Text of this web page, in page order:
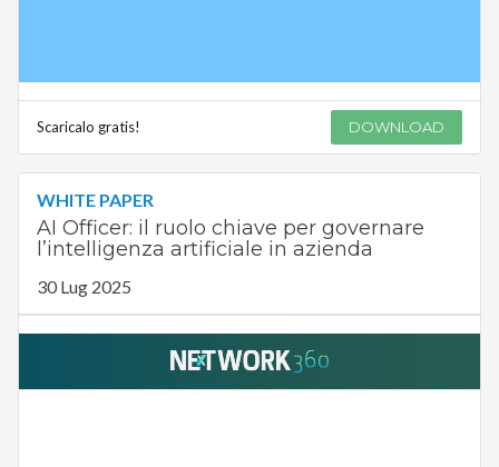
Scaricalo gratis! DOWNLOAD
WHITE PAPER
AI Officer: il ruolo chiave per governare
l’intelligenza artificiale in azienda
30 Lug 2025